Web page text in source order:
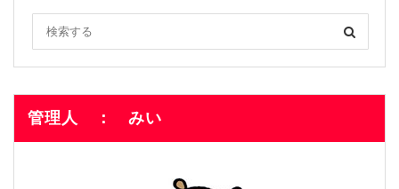
管理人 ： みい